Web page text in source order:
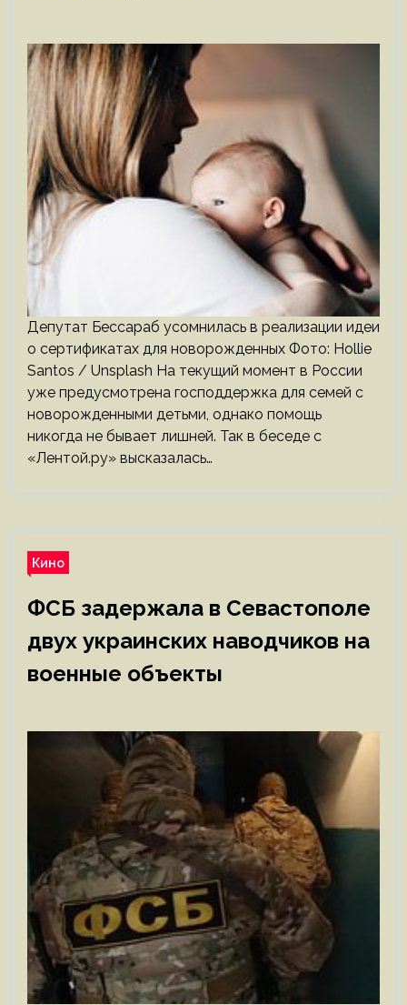
Депутат Бессараб усомнилась в реализации идеи
о сертификатах для новорожденных Фото: Hollie
Santos / Unsplash На текущий момент в России
уже предусмотрена господдержка для семей с
новорожденными детьми, однако помощь
никогда не бывает лишней. Так в беседе с
«Лентой.ру» высказалась…
Кино
ФСБ задержала в Севастополе
двух украинских наводчиков на
военные объекты